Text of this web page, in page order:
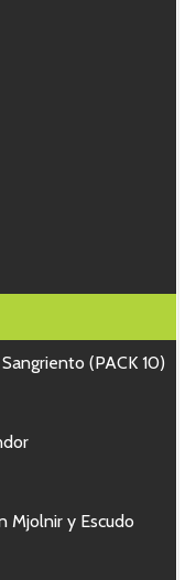
(PACK 10)
Mjolnir y Escudo